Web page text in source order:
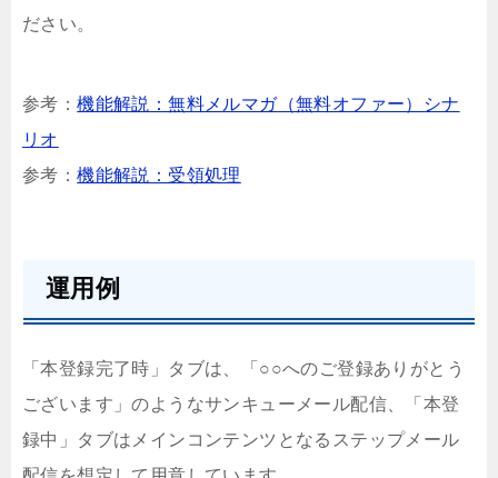
ださい。
参考：機能解説：無料メルマガ（無料オファー）シナ
リオ
参考：機能解説：受領処理
運用例
「本登録完了時」タブは、「○○へのご登録ありがとう
ございます」のようなサンキューメール配信、「本登
録中」タブはメインコンテンツとなるステップメール